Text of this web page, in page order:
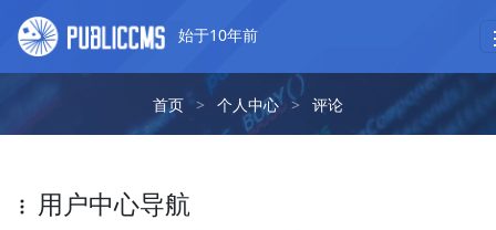
始于10年前
首页 > 个人中心 > 评论
用户中心导航